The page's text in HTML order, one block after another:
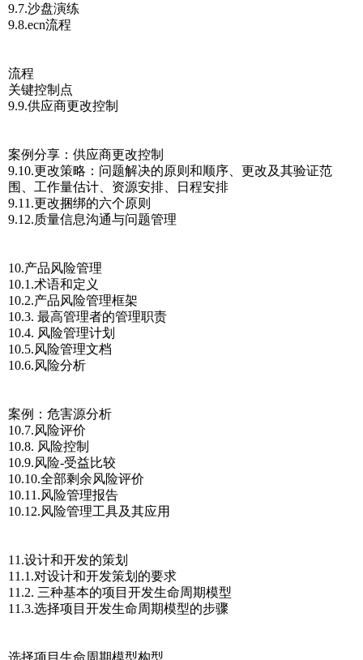
9.7.沙盘演练
9.8.ecn流程
流程
关键控制点
9.9.供应商更改控制
案例分享：供应商更改控制
9.10.更改策略：问题解决的原则和顺序、更改及其验证范
围、工作量估计、资源安排、日程安排
9.11.更改捆绑的六个原则
9.12.质量信息沟通与问题管理
10.产品风险管理
10.1.术语和定义
10.2.产品风险管理框架
10.3. 最高管理者的管理职责
10.4. 风险管理计划
10.5.风险管理文档
10.6.风险分析
案例：危害源分析
10.7.风险评价
10.8. 风险控制
10.9.风险-受益比较
10.10.全部剩余风险评价
10.11.风险管理报告
10.12.风险管理工具及其应用
11.设计和开发的策划
11.1.对设计和开发策划的要求
11.2. 三种基本的项目开发生命周期模型
11.3.选择项目开发生命周期模型的步骤
选择项目生命周期模型构型